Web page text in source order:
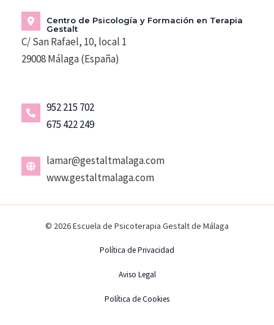
Centro de Psicología y Formación en Terapia
Gestalt
C/ San Rafael, 10, local 1
29008 Málaga (España)
952 215 702
675 422 249
lamar@gestaltmalaga.com
www.gestaltmalaga.com
© 2026 Escuela de Psicoterapia Gestalt de Málaga
Política de Privacidad
Aviso Legal
Política de Cookies